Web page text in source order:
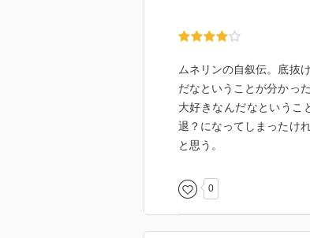
す。
・「できません」って言
も、やろうとすること。
・やせ我慢する。言い訳
・もがき苦しんで、やっ
に向かって進むだけ。
川崎選手の熱い生き方が
ムネリンの自叙伝。底抜
だなということが分かっ
大好きなんだなというこ
退？になってしまったけ
と思う。
0